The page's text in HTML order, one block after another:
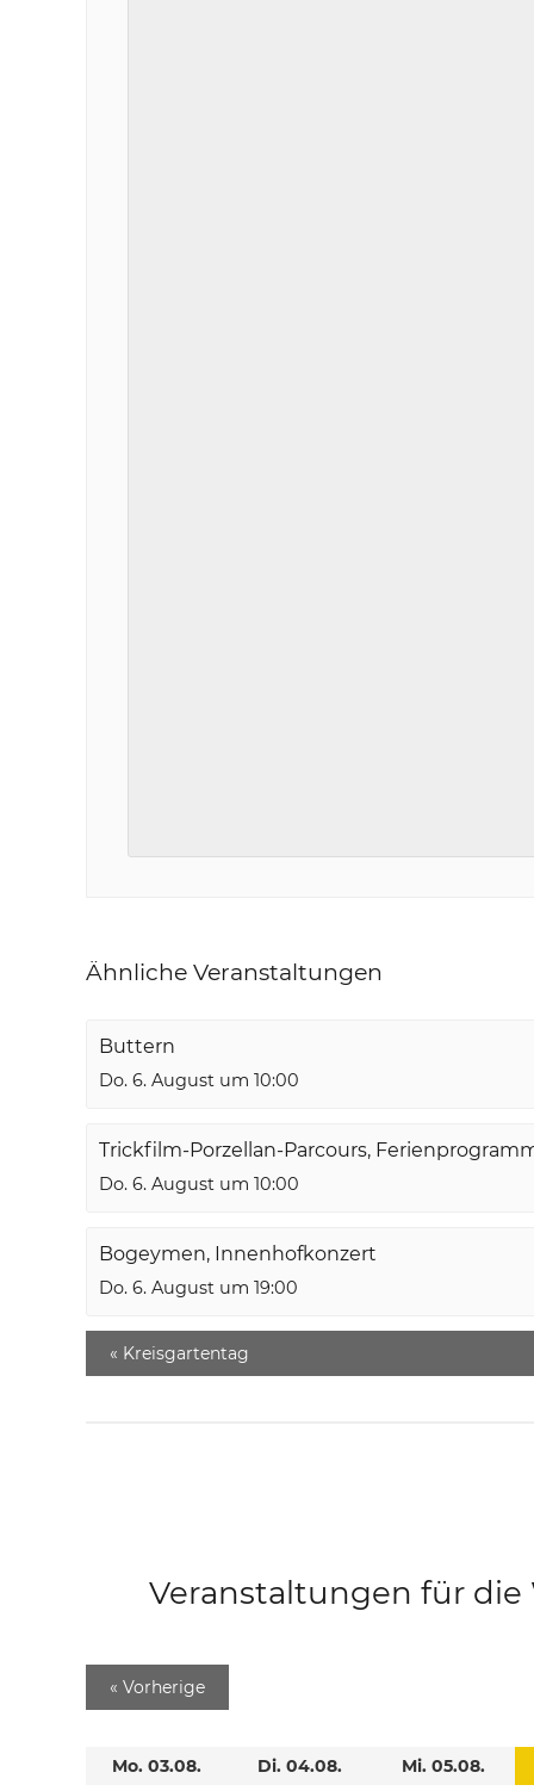
Ähnliche Veranstaltungen
Buttern
Do. 6. August um 10:00
Trickfilm-Porzellan-Parcours,
Do. 6. August um 10:00
Bogeymen, Innenhofkonzert
Do. 6. August um 19:00
« Kreisgartentag
Veranstaltungen für die
« Vorherige
Mo. 03.08.
Di. 04.08.
Mi. 05.08.